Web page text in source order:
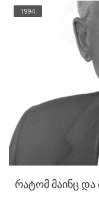
1994
რატომ მაინც და